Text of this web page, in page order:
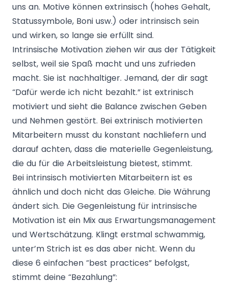
uns an. Motive können extrinsisch (hohes Gehalt,
Statussymbole, Boni usw.) oder intrinsisch sein
und wirken, so lange sie erfüllt sind.
Intrinsische Motivation ziehen wir aus der Tätigkeit
selbst, weil sie Spaß macht und uns zufrieden
macht. Sie ist nachhaltiger. Jemand, der dir sagt
“Dafür werde ich nicht bezahlt.” ist extrinisch
motiviert und sieht die Balance zwischen Geben
und Nehmen gestört. Bei extrinisch motivierten
Mitarbeitern musst du konstant nachliefern und
darauf achten, dass die materielle Gegenleistung,
die du für die Arbeitsleistung bietest, stimmt.
Bei intrinsisch motivierten Mitarbeitern ist es
ähnlich und doch nicht das Gleiche. Die Währung
ändert sich. Die Gegenleistung für intrinsische
Motivation ist ein Mix aus Erwartungsmanagement
und Wertschätzung. Klingt erstmal schwammig,
unter’m Strich ist es das aber nicht. Wenn du
diese 6 einfachen “best practices” befolgst,
stimmt deine “Bezahlung”: